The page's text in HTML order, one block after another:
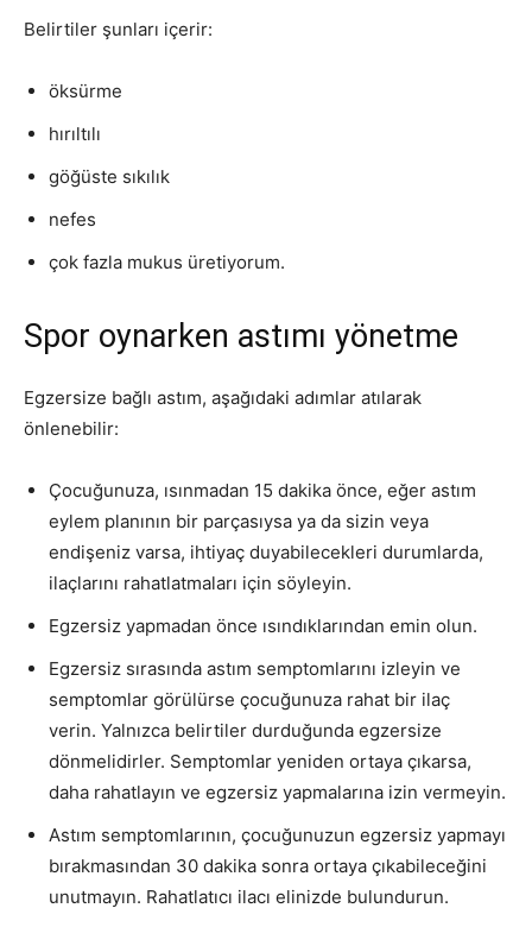
Belirtiler şunları içerir:
öksürme
hırıltılı
göğüste sıkılık
nefes
çok fazla mukus üretiyorum.
Spor oynarken astımı yönetme
Egzersize bağlı astım, aşağıdaki adımlar atılarak
önlenebilir:
Çocuğunuza, ısınmadan 15 dakika önce, eğer astım
eylem planının bir parçasıysa ya da sizin veya
endişeniz varsa, ihtiyaç duyabilecekleri durumlarda,
ilaçlarını rahatlatmaları için söyleyin.
Egzersiz yapmadan önce ısındıklarından emin olun.
Egzersiz sırasında astım semptomlarını izleyin ve
semptomlar görülürse çocuğunuza rahat bir ilaç
verin. Yalnızca belirtiler durduğunda egzersize
dönmelidirler. Semptomlar yeniden ortaya çıkarsa,
daha rahatlayın ve egzersiz yapmalarına izin vermeyin.
Astım semptomlarının, çocuğunuzun egzersiz yapmayı
bırakmasından 30 dakika sonra ortaya çıkabileceğini
unutmayın. Rahatlatıcı ilacı elinizde bulundurun.